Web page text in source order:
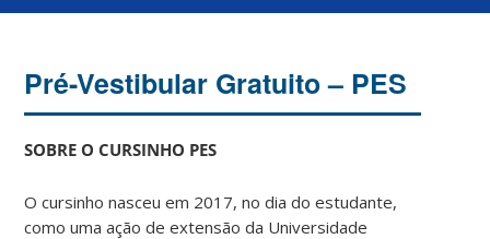
Pré-Vestibular Gratuito – PES
SOBRE O CURSINHO PES
O cursinho nasceu em 2017, no dia do estudante,
como uma ação de extensão da Universidade